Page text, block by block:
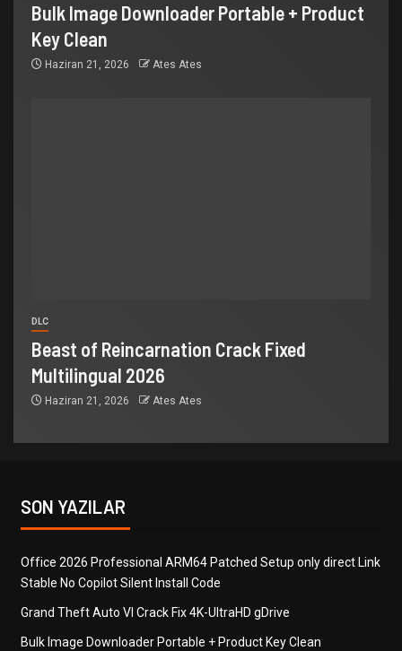
Bulk Image Downloader Portable + Product
Key Clean
Haziran 21, 2026 Ates Ates
DLC
Beast of Reincarnation Crack Fixed
Multilingual 2026
Haziran 21, 2026 Ates Ates
SON YAZILAR
Office 2026 Professional ARM64 Patched Setup only direct Link
Stable No Copilot Silent Install Code
Grand Theft Auto VI Crack Fix 4K-UltraHD gDrive
Bulk Image Downloader Portable + Product Key Clean